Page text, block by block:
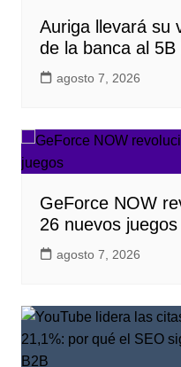
Auriga llevará su
de la banca al
agosto 7, 2026
GeForce NOW
26 nuevos juegos
agosto 7, 2026